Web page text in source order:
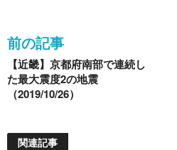
o
k
前の記事
【近畿】京都府南部で連続し
た最大震度2の地震
（2019/10/26）
関連記事